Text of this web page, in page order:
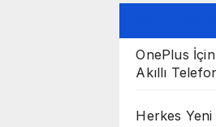
OnePlus
Akıllı
Herkes Yeni